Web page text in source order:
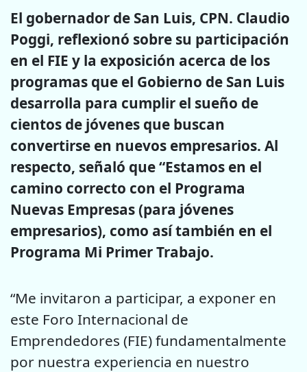
El gobernador de San Luis, CPN. Claudio
Poggi, reflexionó sobre su participación
en el FIE y la exposición acerca de los
programas que el Gobierno de San Luis
desarrolla para cumplir el sueño de
cientos de jóvenes que buscan
convertirse en nuevos empresarios. Al
respecto, señaló que “Estamos en el
camino correcto con el Programa
Nuevas Empresas (para jóvenes
empresarios), como así también en el
Programa Mi Primer Trabajo.
“Me invitaron a participar, a exponer en
este Foro Internacional de
Emprendedores (FIE) fundamentalmente
por nuestra experiencia en nuestro